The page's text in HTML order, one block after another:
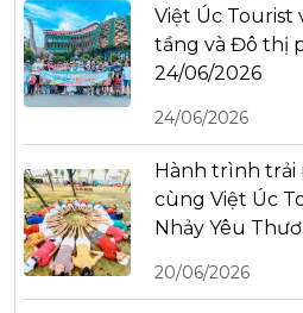
Việt Úc Tourist
tầng và Đô thị
24/06/2026
24/06/2026
Hành trình trải
cùng Việt Úc
Nhảy Yêu
20/06/2026